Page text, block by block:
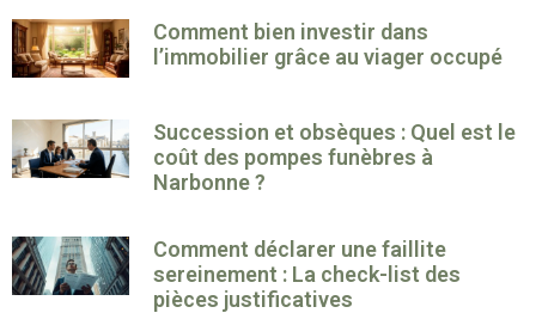
Comment bien investir dans
l’immobilier grâce au viager occupé
Succession et obsèques : Quel est le
coût des pompes funèbres à
Narbonne ?
Comment déclarer une faillite
sereinement : La check-list des
pièces justificatives